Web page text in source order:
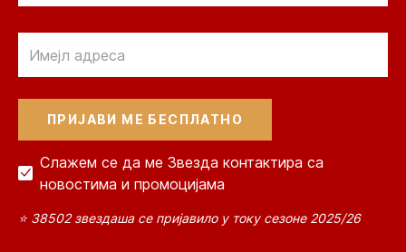
Слажем се да ме Звезда контактира са
новостима и промоцијама
⭐ 38502 звездаша се пријавило у току сезоне 2025/26